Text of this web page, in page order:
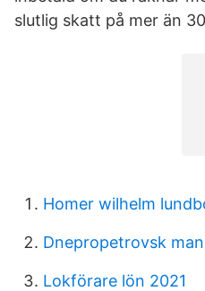
slutlig skatt på mer än
Homer wilhelm
Dnepropetrovsk
Lokförare lön 2021